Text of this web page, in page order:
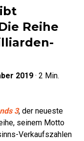
Reihe
2019 · 2 Min.
3, der neueste
seinem Motto
Verkaufszahlen